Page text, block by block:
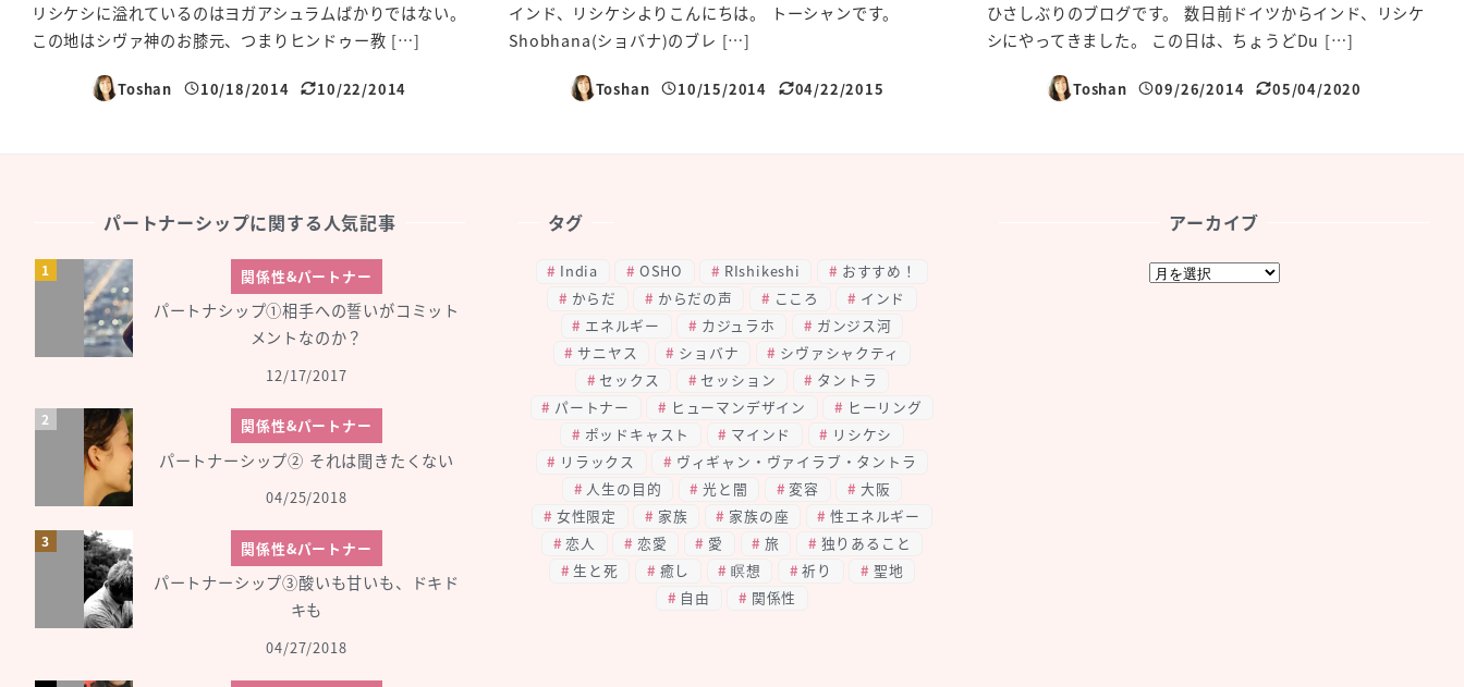
リシケシに溢れているのはヨガアシュラムばかりではない。
この地はシヴァ神のお膝元、つまりヒンドゥー教 […]
Toshan
投稿日
10/18/2014
更新日
10/22/2014
インド、リシケシよりこんにちは。 トーシャンです。
Shobhana(ショバナ)のブレ […]
Toshan
投稿日
10/15/2014
更新日
04/22/2015
ひさしぶりのブログです。 数日前ドイツからインド、リシケ
シにやってきました。 この日は、ちょうどDu […]
Toshan
投稿日
09/26/2014
更新日
05/04/2020
パートナーシップに関する人気記事
関係性&パートナー
パートナシップ①相手への誓いがコミット
メントなのか？
12/17/2017
関係性&パートナー
パートナーシップ② それは聞きたくない
04/25/2018
関係性&パートナー
パートナーシップ③酸いも甘いも、ドキド
キも
04/27/2018
タグ
India OSHO RIshikeshi
おすすめ！
からだ
からだの声 こころ
インド
エネルギー
カジュラホ
ガンジス河
サニヤス
ショバナ
シヴァシャクティ
セックス
セッション
タントラ
パートナー
ヒューマンデザイン
ヒーリング
ポッドキャスト
マインド
リシケシ
リラックス
ヴィギャン・ヴァイラブ・タントラ
人生の目的
光と闇 変容
大阪
女性限定
家族 家族の座
性エネルギー
恋人
恋愛 愛 旅
独りあること
生と死
癒し 瞑想 祈り
聖地
自由
関係性
アーカイブ
ア